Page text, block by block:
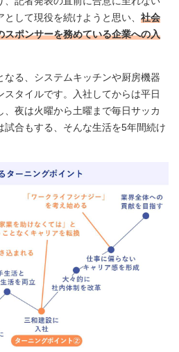
して現役を続けようと思い、 社会
スポンサーを務めている企業への入
なる、システムキッチンや厨房機器
タイルです。入社してからは平日
夜は火曜から土曜まで毎日サッカ
試合もする、そんな生活を5年間続け